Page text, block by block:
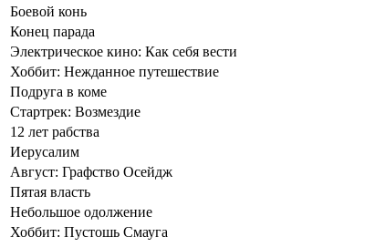
Боевой конь
Конец парада
Электрическое кино: Как себя вести
Хоббит: Нежданное путешествие
Подруга в коме
Стартрек: Возмездие
12 лет рабства
Иерусалим
Август: Графство Осейдж
Пятая власть
Небольшое одолжение
Хоббит: Пустошь Смауга